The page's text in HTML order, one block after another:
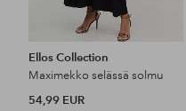
Ellos Collection
Maximekko selässä solmu
54,99 EUR